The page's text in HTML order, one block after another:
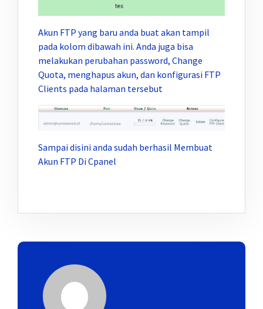
Akun FTP yang baru anda buat akan tampil
pada kolom dibawah ini. Anda juga bisa
melakukan perubahan password, Change
Quota, menghapus akun, dan konfigurasi FTP
Clients pada halaman tersebut
Sampai disini anda sudah berhasil Membuat
Akun FTP Di Cpanel